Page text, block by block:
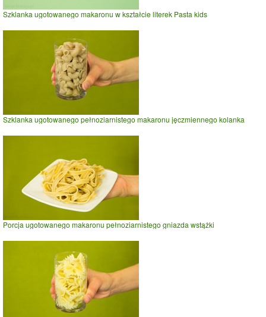
Szklanka ugotowanego makaronu w kształcie literek Pasta kids
Szklanka ugotowanego pełnoziarnistego makaronu jęczmiennego kolanka
Porcja ugotowanego makaronu pełnoziarnistego gniazda wstążki